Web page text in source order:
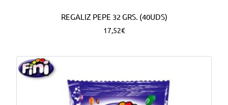
REGALIZ PEPE 32 GRS. (40UDS)
17,52€